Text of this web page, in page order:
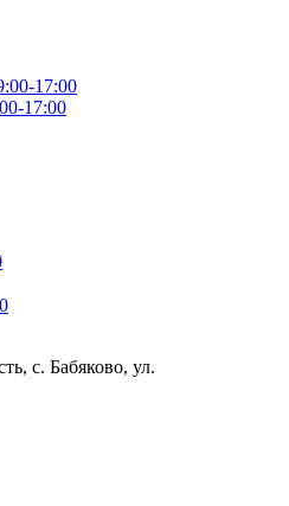
17:00
17:00
0
с. Бабяково, ул.